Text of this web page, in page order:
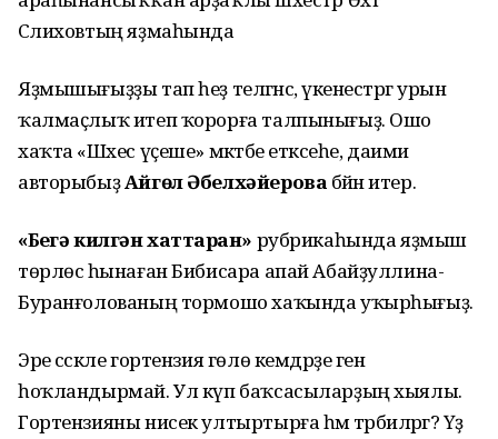
Сәлиховтың яҙмаһында
Яҙмышығыҙҙы тап һеҙ теләгәнсә, үкенестәргә урын
ҡалмаҫлыҡ итеп ҡорорға талпынығыҙ. Ошо
хаҡта «Шәхес үҫеше» мәктәбе етәксеһе, даими
авторыбыҙАйгөл Әбелхәйерова бәйән итер.
«Беҙгә килгән хаттарҙан» рубрикаһында яҙмыш
төрлөсә һынаған Бибисара апай Абайҙуллина-
Буранғолованың тормошо хаҡында уҡырһығыҙ.
Эре сәскәле гортензия гөлө кемдәрҙе генә
һоҡландырмай. Ул күп баҡсасыларҙың хыялы.
Гортензияны нисек ултыртырға һәм тәрбиәләргә? Үҙ